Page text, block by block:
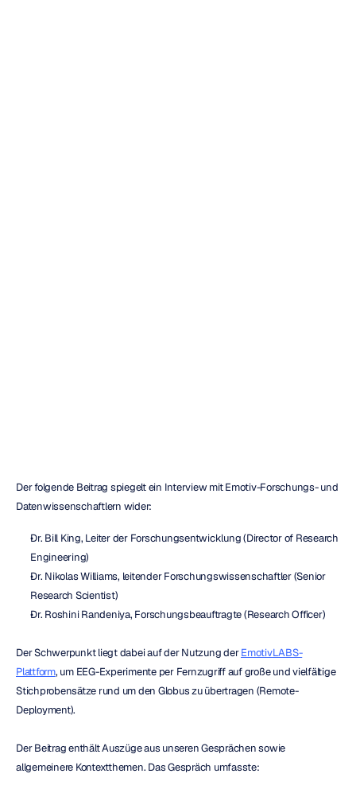
Der folgende Beitrag spiegelt ein Interview mit Emotiv-Forschungs- und
Datenwissenschaftlern wider:
Dr. Bill King, Leiter der Forschungsentwicklung (Director of Research
Engineering)
Dr. Nikolas Williams, leitender Forschungswissenschaftler (Senior
Research Scientist)
Dr. Roshini Randeniya, Forschungsbeauftragte (Research Officer)
Der Schwerpunkt liegt dabei auf der Nutzung der EmotivLABS-
Plattform, um EEG-Experimente per Fernzugriff auf große und vielfältige
Stichprobensätze rund um den Globus zu übertragen (Remote-
Deployment).
Der Beitrag enthält Auszüge aus unseren Gesprächen sowie
allgemeinere Kontextthemen. Das Gespräch umfasste: